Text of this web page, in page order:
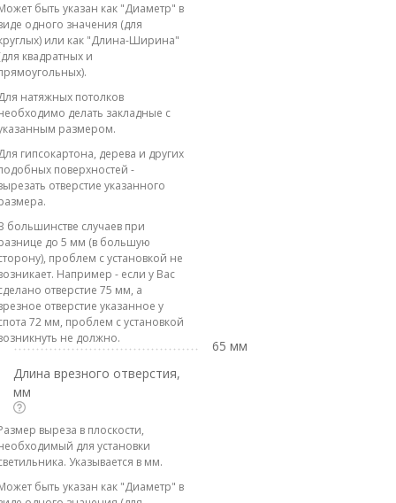
быть указан как "Диаметр" в
одного значения (для
или как "Длина-Ширина"
квадратных и
натяжных потолков
делать закладные с
размером.
гипсокартона, дерева и других
поверхностей -
отверстие указанного
большинстве случаев при
до 5 мм (в большую
проблем с установкой не
Например - если у Вас
отверстие 75 мм, а
отверстие указанное у
72 мм, проблем с установкой
не должно.
65 мм
Длина врезного отверстия,
мм
выреза в плоскости,
для установки
Указывается в мм.
быть указан как "Диаметр" в